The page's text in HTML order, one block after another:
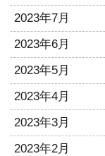
2023年7月
2023年6月
2023年5月
2023年4月
2023年3月
2023年2月